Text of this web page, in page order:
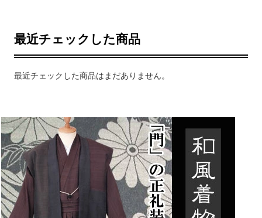
最近チェックした商品
最近チェックした商品はまだありません。